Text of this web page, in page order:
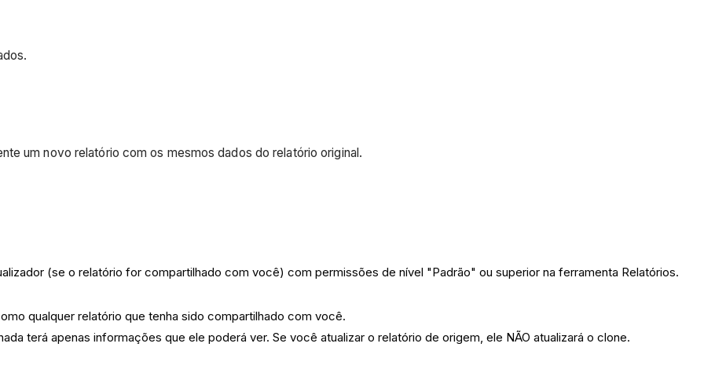
um novo relatório com os mesmos dados do relatório original.
(se o relatório for compartilhado com você) com permissões de nível "Padrão" ou superior na ferramenta Relatórios.
qualquer relatório que tenha sido compartilhado com você.
terá apenas informações que ele poderá ver. Se você atualizar o relatório de origem, ele NÃO atualizará o clone.